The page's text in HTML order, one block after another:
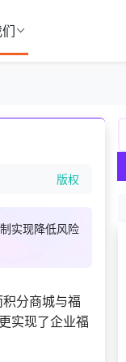
版权
实现降低风险
分商城与福
实现了企业福